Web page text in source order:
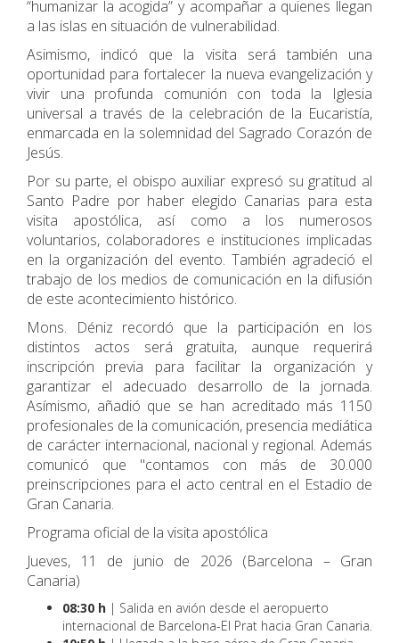
“humanizar la acogida” y acompañar a quienes llegan
a las islas en situación de vulnerabilidad.
Asimismo, indicó que la visita será también una
oportunidad para fortalecer la nueva evangelización y
vivir una profunda comunión con toda la Iglesia
universal a través de la celebración de la Eucaristía,
enmarcada en la solemnidad del Sagrado Corazón de
Jesús.
Por su parte, el obispo auxiliar expresó su gratitud al
Santo Padre por haber elegido Canarias para esta
visita apostólica, así como a los numerosos
voluntarios, colaboradores e instituciones implicadas
en la organización del evento. También agradeció el
trabajo de los medios de comunicación en la difusión
de este acontecimiento histórico.
Mons. Déniz recordó que la participación en los
distintos actos será gratuita, aunque requerirá
inscripción previa para facilitar la organización y
garantizar el adecuado desarrollo de la jornada.
Asímismo, añadió que se han acreditado más 1150
profesionales de la comunicación, presencia mediática
de carácter internacional, nacional y regional. Además
comunicó que "contamos con más de 30.000
preinscripciones para el acto central en el Estadio de
Gran Canaria.
Programa oficial de la visita apostólica
Jueves, 11 de junio de 2026 (Barcelona – Gran
Canaria)
08:30 h | Salida en avión desde el aeropuerto
internacional de Barcelona-El Prat hacia Gran Canaria.